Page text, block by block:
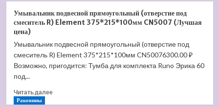
Jacob
Delafon
80
EVC102-
00
Умывальник подвесной прямоугольный (отверстие под
смеситель R) Element 375*215*100мм CN5007 (Лучшая
цена)
Умывальник подвесной прямоугольный (отверстие под
смеситель R) Element 375*215*100мм CN50076300.00 ₽
Возможно, пригодится: Тумба для комплекта Runo Эрика 60
под...
Читать далееПрочитать
Раковины